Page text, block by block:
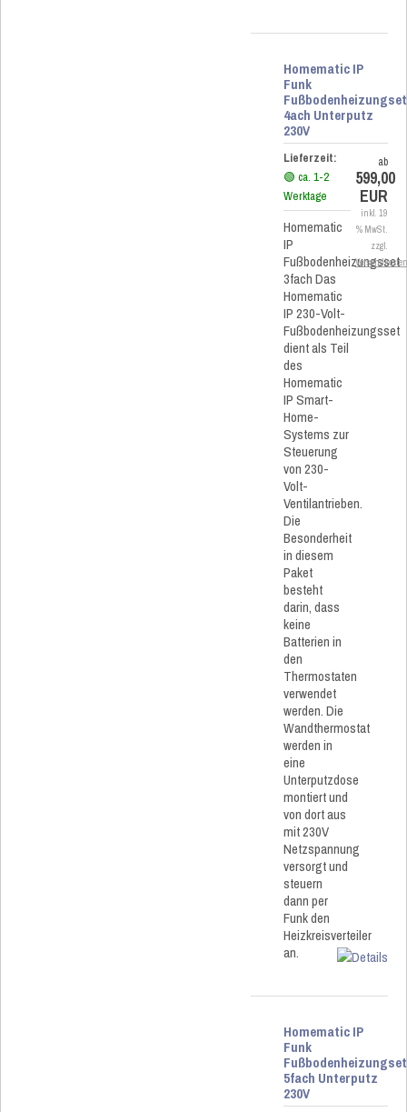
Homematic IP
Funk
Fußbodenheizungset
4ach Unterputz
230V
Lieferzeit:
🟢 ca. 1-2
Werktage
Homematic
IP
Fußbodenheizungsset
3fach Das
Homematic
IP 230-Volt-
Fußbodenheizungsset
dient als Teil
des
Homematic
IP Smart-
Home-
Systems zur
Steuerung
von 230-
Volt-
Ventilantrieben.
Die
Besonderheit
in diesem
Paket
besteht
darin, dass
keine
Batterien in
den
Thermostaten
verwendet
werden. Die
Wandthermostat
werden in
eine
Unterputzdose
montiert und
von dort aus
mit 230V
Netzspannung
versorgt und
steuern
dann per
Funk den
Heizkreisverteiler
an.
ab
599,00
EUR
inkl. 19
% MwSt.
zzgl.
Versandkosten
Homematic IP
Funk
Fußbodenheizungset
5fach Unterputz
230V